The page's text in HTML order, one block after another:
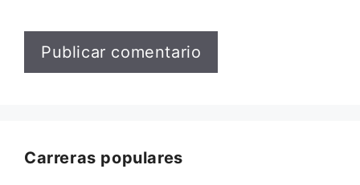
Carreras populares